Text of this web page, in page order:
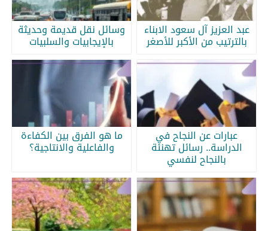
عبد العزيز آل سعود الابناء
بالترتيب من الأكبر للأصغر
وسائل نقل قديمة وحديثة
بالإيجابيات والسلبيات
عبارات عن النجاح في
الدراسة.. رسائل تهنئة
بالنجاح لنفسي
ما هو الفرق بين الكفاءة
والفاعلية والانتاجية؟